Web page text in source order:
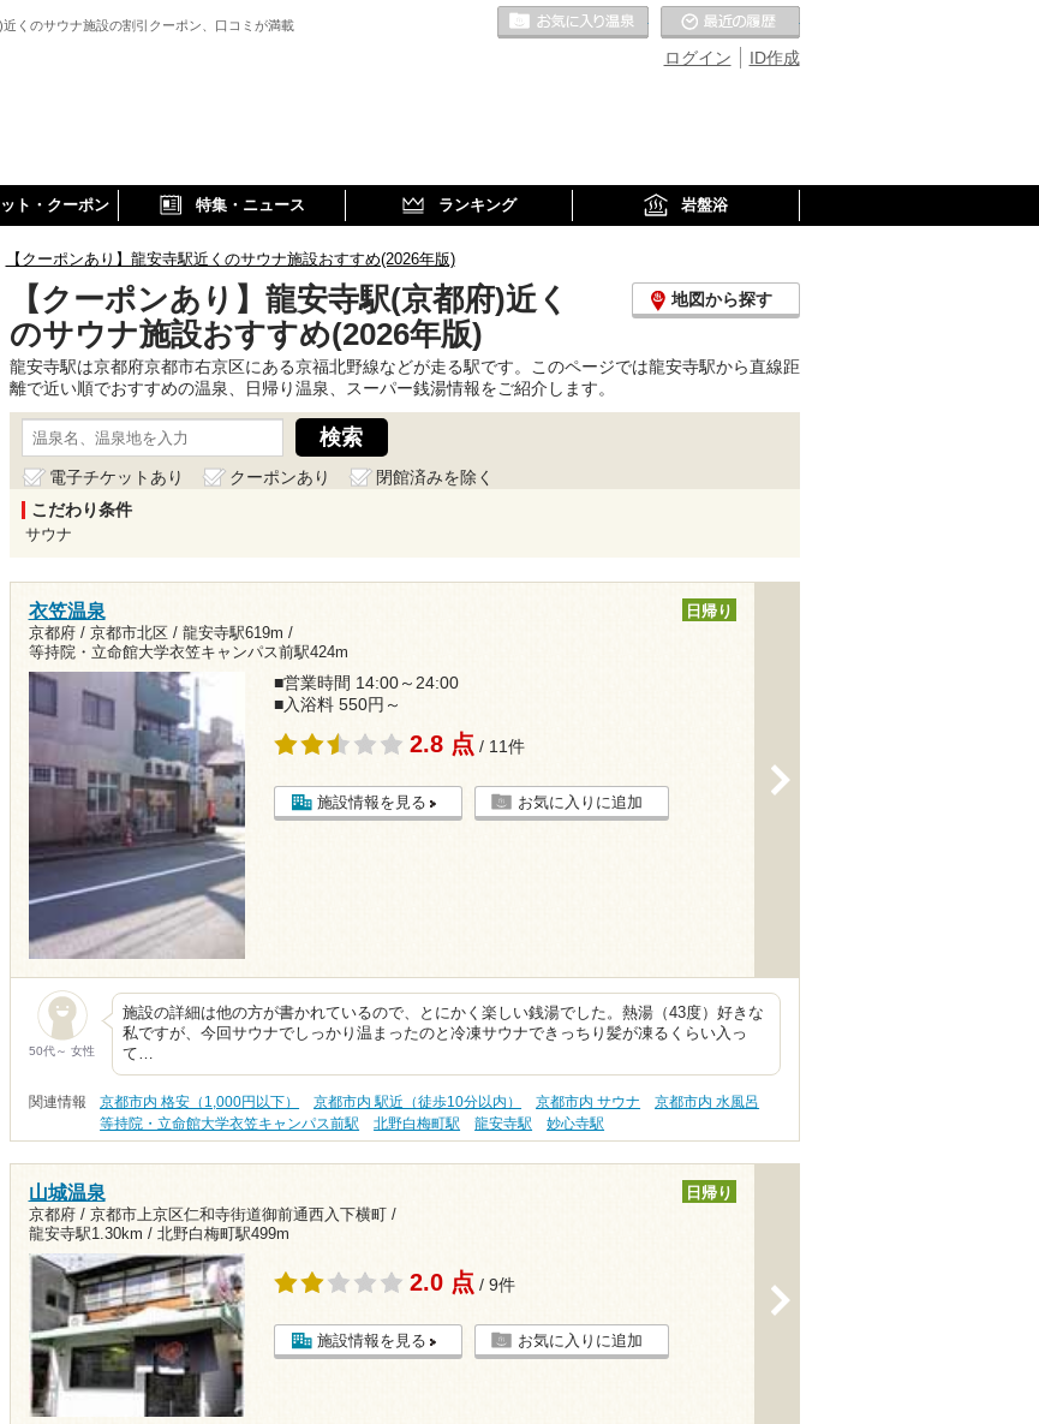
くのサウナ施設の割引クーポン、口コミが満載
ID作成
ログイン
お気に入りの温泉
ト・クーポン 特集・ニュース ランキング 岩盤浴
【クーポンあり】龍安寺駅近くのサウナ施設おすすめ(2026年版)
【クーポンあり】龍安寺駅(京都府)近く
のサウナ施設おすすめ(2026年版)
地図から探す
龍安寺駅は京都府京都市右京区にある京福北野線などが走る駅です。このページでは龍安寺駅から直線距
離で近い順でおすすめの温泉、日帰り温泉、スーパー銭湯情報をご紹介します。
電子チケットあり クーポンあり
閉館済みを除く
こだわり条件
サウナ
衣笠温泉
京都府 / 京都市北区 / 龍安寺駅619m /
等持院・立命館大学衣笠キャンパス前駅424m
日帰り
■営業時間 14:00～24:00
■入浴料 550円～
2.8 点 / 11件
施設情報を見る お気に入りに追加
50代～ 女性
施設の詳細は他の方が書かれているので、とにかく楽しい銭湯でした。熱湯（43度）好きな
私ですが、今回サウナでしっかり温まったのと冷凍サウナできっちり髪が凍るくらい入っ
て…
関連情報 京都市内 格安（1,000円以下） 京都市内 駅近（徒歩10分以内） 京都市内 サウナ
京都市内 水風呂
等持院・立命館大学衣笠キャンパス前駅
北野白梅町駅 龍安寺駅 妙心寺駅
山城温泉
京都府 / 京都市上京区仁和寺街道御前通西入下横町 /
龍安寺駅1.30km / 北野白梅町駅499m
日帰り
2.0 点 / 9件
施設情報を見る お気に入りに追加